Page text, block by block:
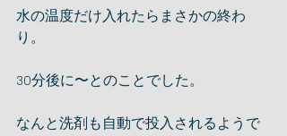
水の温度だけ入れたらまさかの終わ
り。
30分後に〜とのことでした。
なんと洗剤も自動で投入されるようで